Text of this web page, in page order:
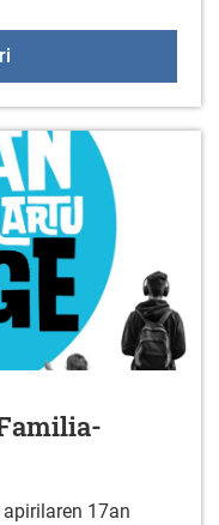
17an